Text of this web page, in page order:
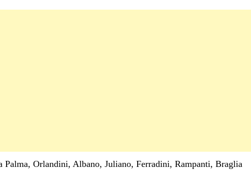
Orlandini, Albano, Juliano, Ferradini, Rampanti, Braglia